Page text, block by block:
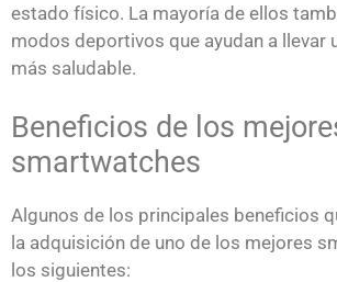
estado físico. La mayoría de ellos
modos deportivos que ayudan a llevar
más saludable.
Beneficios de los
smartwatches
Algunos de los principales beneficios
la adquisición de uno de los mejores
los siguientes: